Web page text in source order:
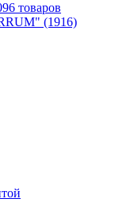
товаров
(1916)